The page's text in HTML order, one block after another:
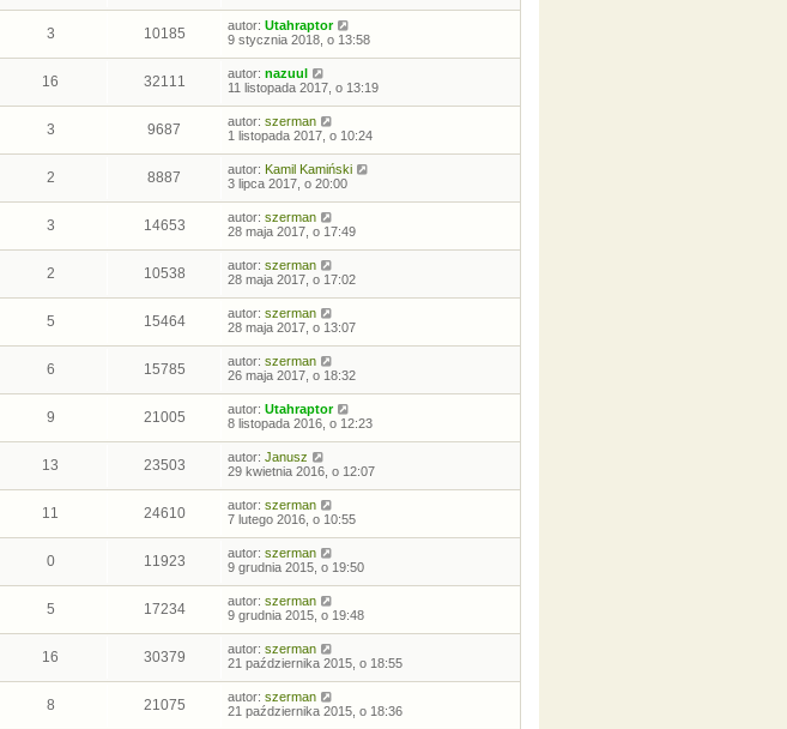
3 10185 autor: Utahraptor
9 stycznia 2018, o 13:58
16 32111 autor: nazuul
11 listopada 2017, o 13:19
3 9687 autor: szerman
1 listopada 2017, o 10:24
2 8887 autor: Kamil Kamiński
3 lipca 2017, o 20:00
3 14653 autor: szerman
28 maja 2017, o 17:49
2 10538 autor: szerman
28 maja 2017, o 17:02
5 15464 autor: szerman
28 maja 2017, o 13:07
6 15785 autor: szerman
26 maja 2017, o 18:32
9 21005 autor: Utahraptor
8 listopada 2016, o 12:23
13 23503 autor: Janusz
29 kwietnia 2016, o 12:07
11 24610 autor: szerman
7 lutego 2016, o 10:55
0 11923 autor: szerman
9 grudnia 2015, o 19:50
5 17234 autor: szerman
9 grudnia 2015, o 19:48
16 30379 autor: szerman
21 października 2015, o 18:55
8 21075 autor: szerman
21 października 2015, o 18:36